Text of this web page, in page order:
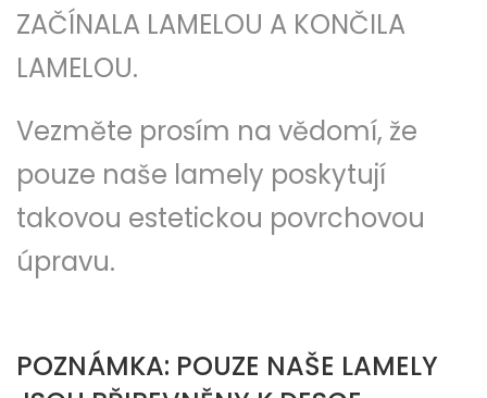
ZAČÍNALA LAMELOU A KONČILA
LAMELOU.
Vezměte prosím na vědomí, že
pouze naše lamely poskytují
takovou estetickou povrchovou
úpravu.
POZNÁMKA: POUZE NAŠE LAMELY